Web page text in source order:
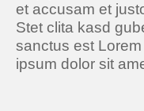
et accusam et
Stet clita kasd
sanctus est
ipsum dolor sit